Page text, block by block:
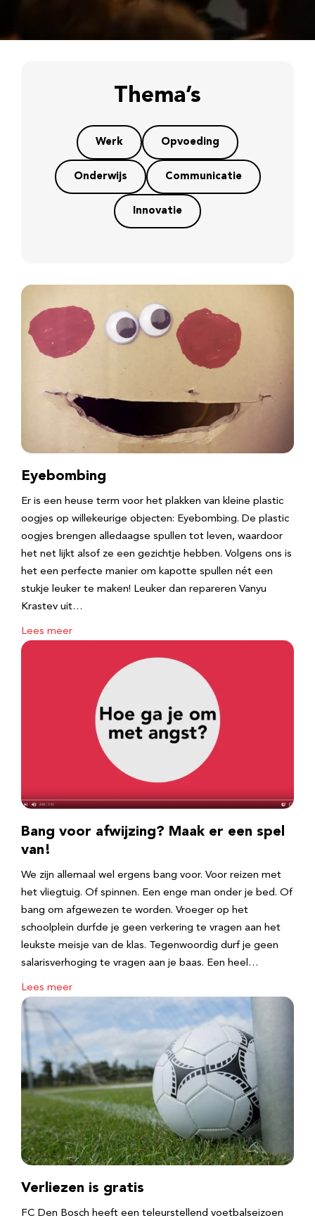
Thema’s
Werk Opvoeding
Onderwijs Communicatie
Innovatie
Eyebombing
Er is een heuse term voor het plakken van kleine plastic
oogjes op willekeurige objecten: Eyebombing. De plastic
oogjes brengen alledaagse spullen tot leven, waardoor
het net lijkt alsof ze een gezichtje hebben. Volgens ons is
het een perfecte manier om kapotte spullen nét een
stukje leuker te maken! Leuker dan repareren Vanyu
Krastev uit…
Lees meer
Bang voor afwijzing? Maak er een spel
van!
We zijn allemaal wel ergens bang voor. Voor reizen met
het vliegtuig. Of spinnen. Een enge man onder je bed. Of
bang om afgewezen te worden. Vroeger op het
schoolplein durfde je geen verkering te vragen aan het
leukste meisje van de klas. Tegenwoordig durf je geen
salarisverhoging te vragen aan je baas. Een heel…
Lees meer
Verliezen is gratis
FC Den Bosch heeft een teleurstellend voetbalseizoen